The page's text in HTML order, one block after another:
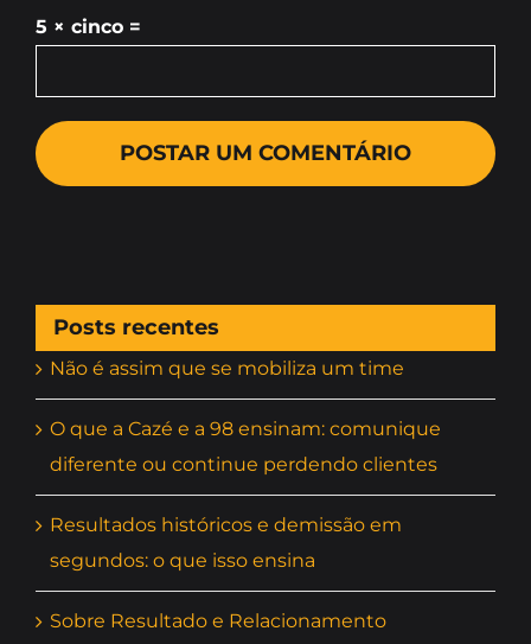
5 × cinco =
Posts recentes
Não é assim que se mobiliza um time
O que a Cazé e a 98 ensinam: comunique
diferente ou continue perdendo clientes
Resultados históricos e demissão em
segundos: o que isso ensina
Sobre Resultado e Relacionamento